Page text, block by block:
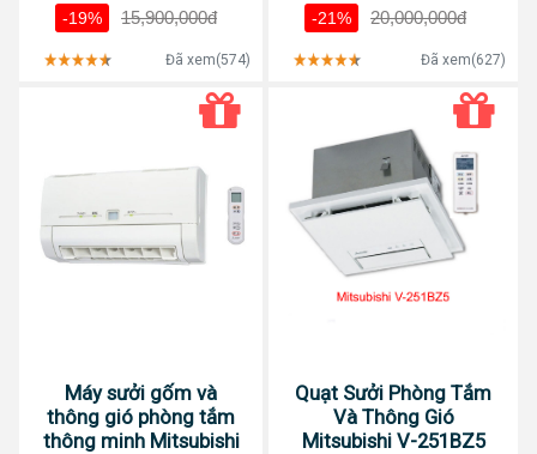
-19% 15,900,000đ
Đã xem(574)
-21% 20,000,000đ
Đã xem(627)
Máy sưởi gốm và
thông gió phòng tắm
thông minh Mitsubishi
Quạt Sưởi Phòng Tắm
Và Thông Gió
Mitsubishi V-251BZ5